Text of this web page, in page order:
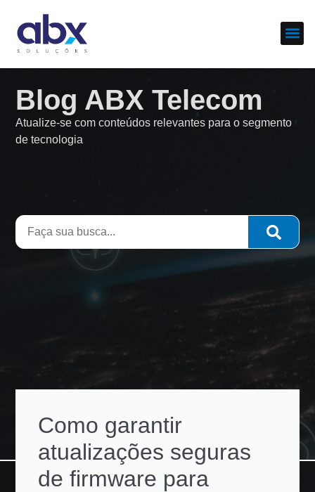
Blog ABX Telecom
Atualize-se com conteúdos relevantes para o segmento
de tecnologia
Como garantir
atualizações seguras
de firmware para